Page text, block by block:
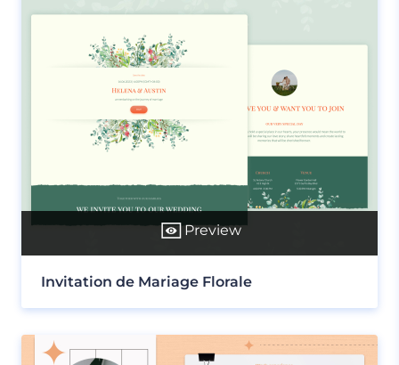
Preview
Invitation de Mariage Florale